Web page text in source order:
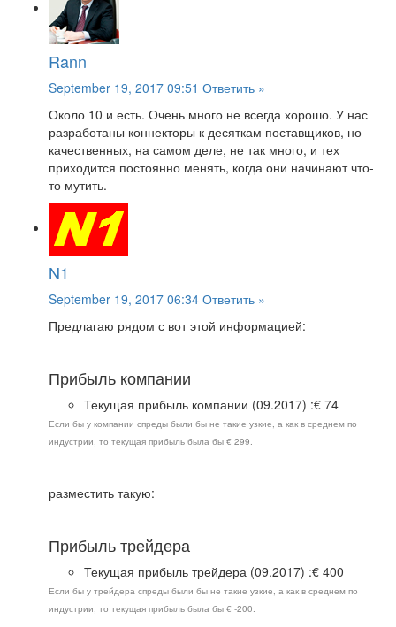
Rann
September 19, 2017 09:51 Ответить »
Около 10 и есть. Очень много не всегда хорошо. У нас
разработаны коннекторы к десяткам поставщиков, но
качественных, на самом деле, не так много, и тех
приходится постоянно менять, когда они начинают что-
то мутить.
N1
September 19, 2017 06:34 Ответить »
Предлагаю рядом с вот этой информацией:
Прибыль компании
Текущая прибыль компании (09.2017) :€ 74
Если бы у компании спреды были бы не такие узкие, а как в среднем по
индустрии, то текущая прибыль была бы € 299.
разместить такую:
Прибыль трейдера
Текущая прибыль трейдера (09.2017) :€ 400
Если бы у трейдера спреды были бы не такие узкие, а как в среднем по
индустрии, то текущая прибыль была бы € -200.